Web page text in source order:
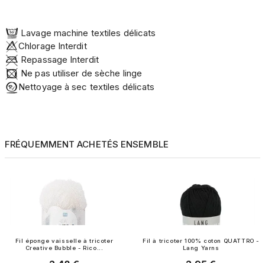
Lavage machine textiles délicats
­Chlorage Interdit
Repassage Interdit
Ne pas utiliser de sèche linge
Nettoyage à sec textiles délicats
FRÉQUEMMENT ACHETÉS ENSEMBLE
Fil éponge vaisselle à tricoter
Creative Bubble - Rico...
Fil à tricoter 100% coton QUATTRO -
Lang Yarns